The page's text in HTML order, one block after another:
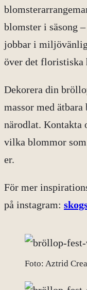
blomster i säsong
jobbar i
över det floristiska
Dekorera din
massor med
närodlat. Kontakta
vilka blommor
er.
För mer
på instagram:
Foto: Aztrid